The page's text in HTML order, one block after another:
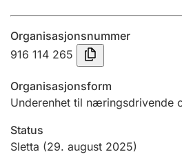
Innsending og forseinkingsgebyr
Tinglysing
Jeger
Organisasjonsnummer
916 114 265
Organisasjonsform
Underenhet til næringsdrivende
Status
Sletta (29. august 2025)